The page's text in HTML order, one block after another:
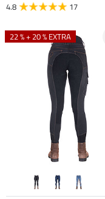
4.8
17
22 % + 20 % EXTRA